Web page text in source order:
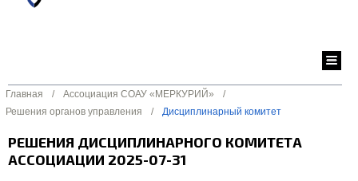
Главная / Ассоциация СОАУ «МЕРКУРИЙ»
/
Решения органов управления
/ Дисциплинарный комитет
РЕШЕНИЯ ДИСЦИПЛИНАРНОГО КОМИТЕТА
АССОЦИАЦИИ 2025-07-31